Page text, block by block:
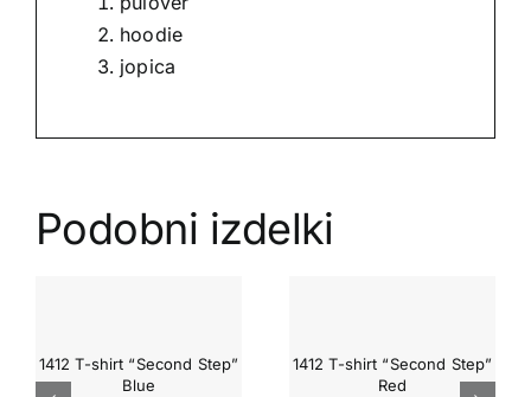
hoodie
jopica
Podobni izdelki
1412 T-shirt “Second Step”
Blue
1412 T-shirt “Second Step”
Red